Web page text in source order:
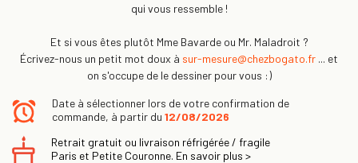
qui vous ressemble !
Et si vous êtes plutôt Mme Bavarde ou Mr. Maladroit ?
Écrivez-nous un petit mot doux à sur-mesure@chezbogato.fr ... et
on s'occupe de le dessiner pour vous :)
Date à sélectionner lors de votre confirmation de
commande, à partir du 12/08/2026
Retrait gratuit ou livraison réfrigérée / fragile
Paris et Petite Couronne. En savoir plus >